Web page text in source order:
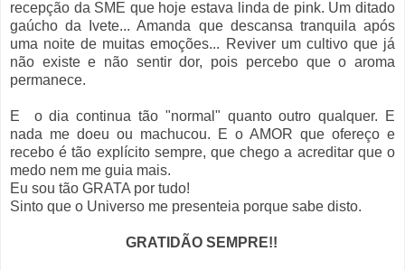
recepção da SME que hoje estava linda de pink. Um ditado
gaúcho da Ivete... Amanda que descansa tranquila após
uma noite de muitas emoções... Reviver um cultivo que já
não existe e não sentir dor, pois percebo que o aroma
permanece.
E
o dia continua tão "normal" quanto outro qualquer. E
nada me doeu ou machucou. E o AMOR que ofereço e
recebo é tão explícito sempre, que chego a acreditar que o
medo nem me guia mais.
Eu sou tão GRATA por tudo!
Sinto que o Universo me presenteia porque sabe disto.
GRATIDÃO SEMPRE!!